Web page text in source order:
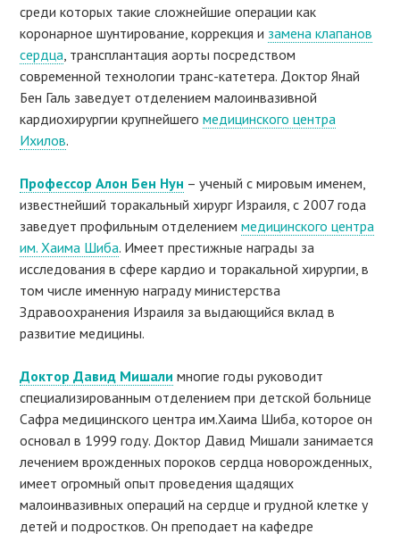
среди которых такие сложнейшие операции как
коронарное шунтирование, коррекция и замена клапанов
сердца , трансплантация аорты посредством
современной технологии транс-катетера. Доктор Янай
Бен Галь заведует отделением малоинвазивной
кардиохирургии крупнейшегомедицинского центра
Ихилов.
Профессор Алон Бен Нун – ученый с мировым именем,
известнейший торакальный хирург Израиля, с 2007 года
заведует профильным отделениеммедицинского центра
им. Хаима Шиба. Имеет престижные награды за
исследования в сфере кардио и торакальной хирургии, в
том числе именную награду министерства
Здравоохранения Израиля за выдающийся вклад в
развитие медицины.
Доктор Давид Мишали многие годы руководит
специализированным отделением при детской больнице
Сафра медицинского центра им.Хаима Шиба, которое он
основал в 1999 году. Доктор Давид Мишали занимается
лечением врожденных пороков сердца новорожденных,
имеет огромный опыт проведения щадящих
малоинвазивных операций на сердце и грудной клетке у
детей и подростков. Он преподает на кафедре